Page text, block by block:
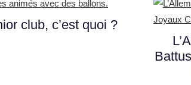
club, c’est quoi ?